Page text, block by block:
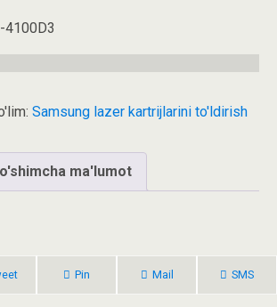
4100D3
Samsung lazer kartrijlarini to'ldirish
ma'lumot
Pin Mail SMS